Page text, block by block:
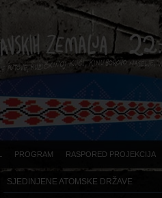
PROGRAM RASPORED PROJEKCIJA
SJEDINJENE ATOMSKE DRŽAVE